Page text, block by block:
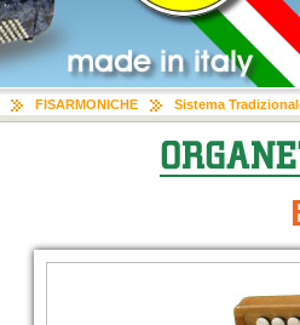
FISARMONICHE Sistema